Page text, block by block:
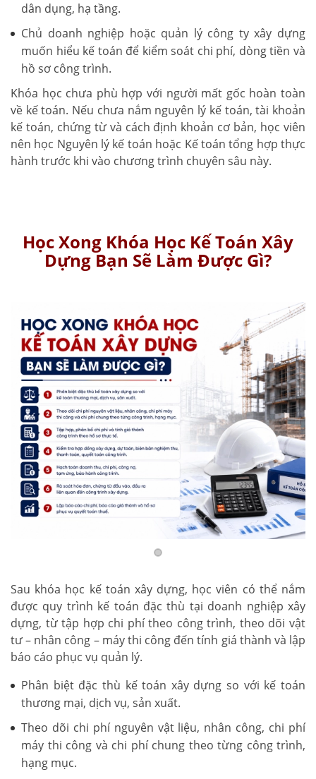
dân dụng, hạ tầng.
Chủ doanh nghiệp hoặc quản lý công ty xây dựng
muốn hiểu kế toán để kiểm soát chi phí, dòng tiền và
hồ sơ công trình.
Khóa học chưa phù hợp với người mất gốc hoàn toàn
về kế toán. Nếu chưa nắm nguyên lý kế toán, tài khoản
kế toán, chứng từ và cách định khoản cơ bản, học viên
nên học Nguyên lý kế toán hoặc Kế toán tổng hợp thực
hành trước khi vào chương trình chuyên sâu này.
Học Xong Khóa Học Kế Toán Xây
Dựng Bạn Sẽ Làm Được Gì?
Sau khóa học kế toán xây dựng, học viên có thể nắm
được quy trình kế toán đặc thù tại doanh nghiệp xây
dựng, từ tập hợp chi phí theo công trình, theo dõi vật
tư – nhân công – máy thi công đến tính giá thành và lập
báo cáo phục vụ quản lý.
Phân biệt đặc thù kế toán xây dựng so với kế toán
thương mại, dịch vụ, sản xuất.
Theo dõi chi phí nguyên vật liệu, nhân công, chi phí
máy thi công và chi phí chung theo từng công trình,
hạng mục.